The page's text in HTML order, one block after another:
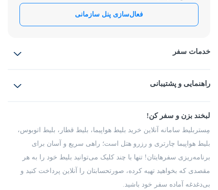
فعال‌سازی پنل سازمانی
خدمات سفر
بلیط قطار
راهنمایی و پشتیبانی
شرایط و مقررات
راهکار سازمانی
فرصت‌های شغلی
درباره ما
لبخند بزن و سفر کن!
مِستربلیط سامانه آنلاین خرید بلیط هواپیما، بلیط قطار، بلیط اتوبوس،
بلیط هواپیما چارتری و رزرو هتل است؛ راهی سریع و آسان برای
برنامه‌ریزی سفرهایتان! تنها با چند کلیک می‌توانید بلیط خود را به هر
مقصدی که بخواهید تهیه کرده، صورتحسابتان را آنلاین پرداخت کنید و
بی‌دغدغه آماده سفر خود باشید.